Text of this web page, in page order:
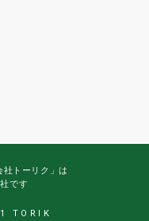
トーリク」は
です
TORIK